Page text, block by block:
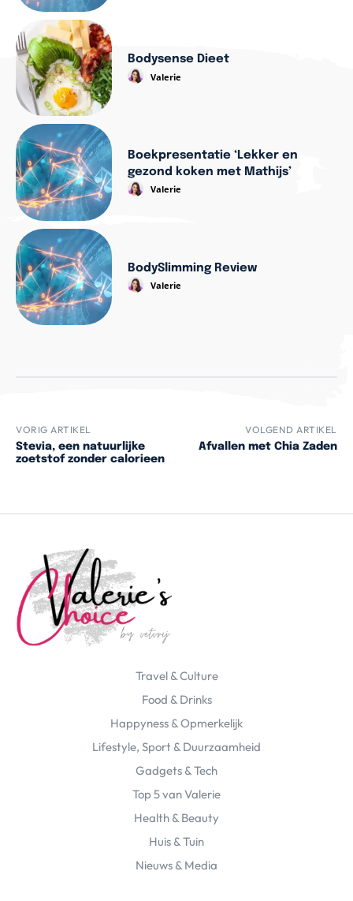
Bodysense Dieet
Valerie
Boekpresentatie ‘Lekker en
gezond koken met Mathijs’
Valerie
BodySlimming Review
Valerie
VORIG ARTIKEL
Stevia, een natuurlijke
zoetstof zonder calorieen
VOLGEND ARTIKEL
Afvallen met Chia Zaden
Travel & Culture
Food & Drinks
Happyness & Opmerkelijk
Lifestyle, Sport & Duurzaamheid
Gadgets & Tech
Top 5 van Valerie
Health & Beauty
Huis & Tuin
Nieuws & Media